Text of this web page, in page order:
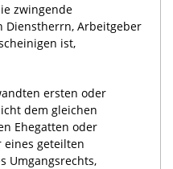
zwingende
Dienstherrn, Arbeitgeber
ist,
ersten oder
dem gleichen
Ehegatten oder
eines geteilten
Umgangsrechts,